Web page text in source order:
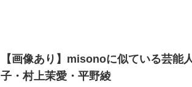
【画像あり】misonoに似ている芸能
子・村上茉愛・平野綾